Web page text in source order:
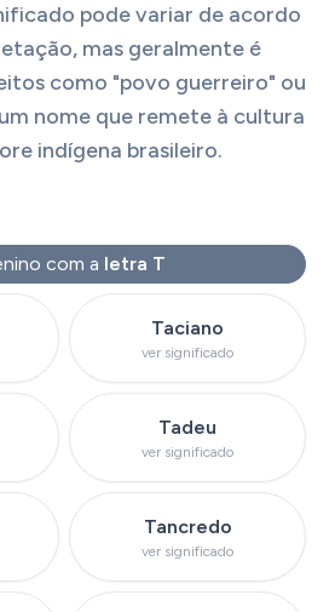
pode variar de acordo
mas geralmente é
como "povo guerreiro" ou
nome que remete à cultura
indígena brasileiro.
com a letra T
do nome Ver significado do
Taciano
ver significado
do nome Ver significado do
Tadeu
ver significado
do nome Ver significado do
Tancredo
ver significado